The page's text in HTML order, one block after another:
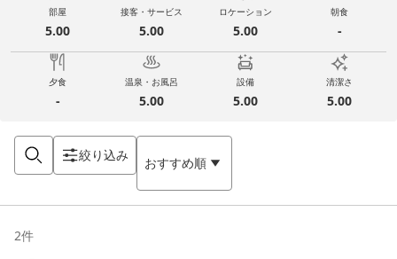
部屋
5.00
接客・サービス
5.00
ロケーション
5.00
朝食
-
夕食
-
温泉・お風呂
5.00
設備
5.00
清潔さ
5.00
絞り込み おすすめ順
2件